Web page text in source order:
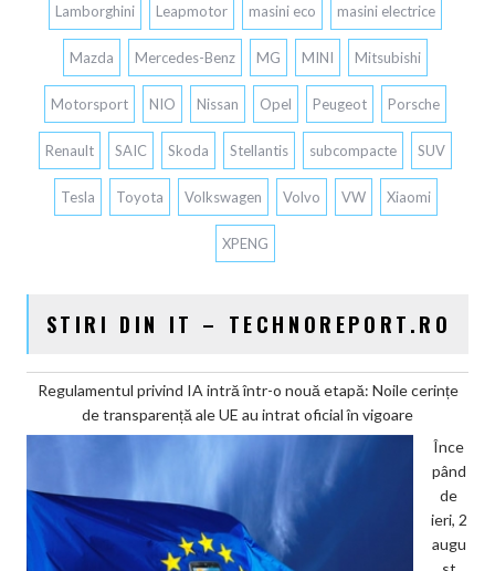
Lamborghini Leapmotor masini eco masini electrice
Mazda Mercedes-Benz MG MINI Mitsubishi
Motorsport NIO Nissan Opel Peugeot Porsche
Renault SAIC Skoda Stellantis subcompacte SUV
Tesla Toyota Volkswagen Volvo VW Xiaomi
XPENG
STIRI DIN IT – TECHNOREPORT.RO
Regulamentul privind IA intră într-o nouă etapă: Noile cerințe
de transparență ale UE au intrat oficial în vigoare
Înce
pând
de
ieri, 2
augu